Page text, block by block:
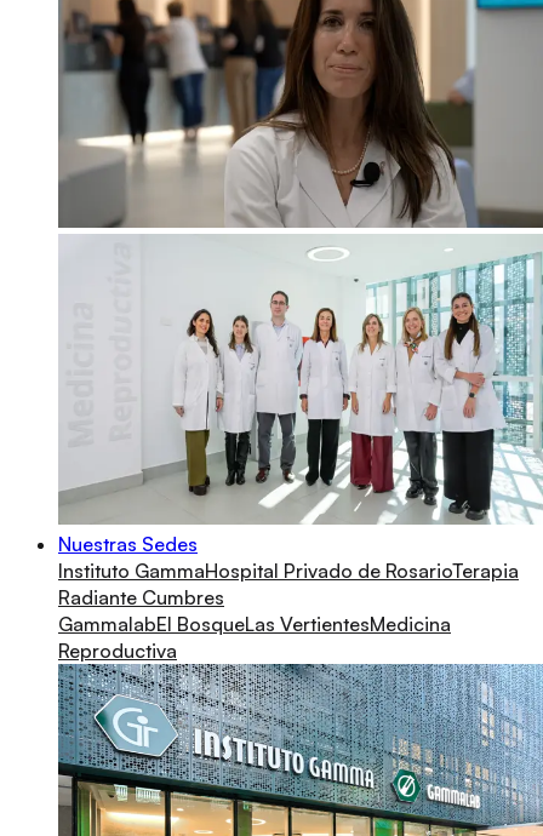
Nuestras Sedes
Instituto GammaHospital Privado de RosarioTerapia
Radiante Cumbres
GammalabEl BosqueLas VertientesMedicina
Reproductiva